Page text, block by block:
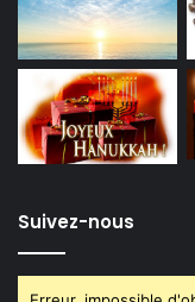
Suivez-nous